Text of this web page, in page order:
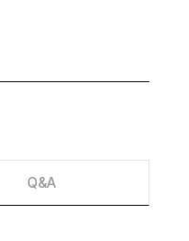
Q&A